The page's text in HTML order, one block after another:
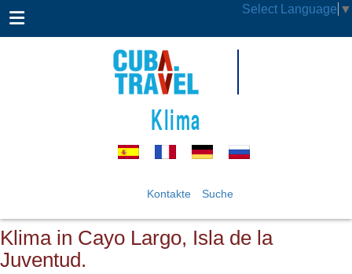
Select Language ▼
Klima
Kontakte Suche
Klima in Cayo Largo, Isla de la
Juventud.